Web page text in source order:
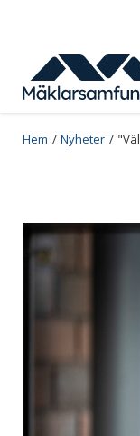
huvudinnehåll
Hem Nyheter